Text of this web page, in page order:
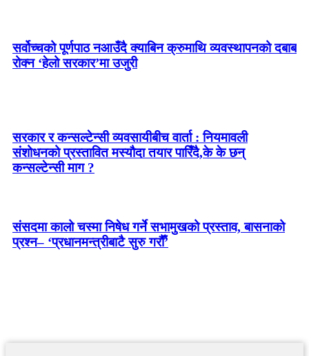
सर्वोच्चको पूर्णपाठ नआउँदै क्याबिन क्रुमाथि व्यवस्थापनको दबाब
रोक्न ‘हेलो सरकार’मा उजुरी
सरकार र कन्सल्टेन्सी व्यवसायीबीच वार्ता : नियमावली
संशोधनको प्रस्तावित मस्यौदा तयार पारिँदै,के के छन्
कन्सल्टेन्सी माग ?
संसदमा कालो चस्मा निषेध गर्ने सभामुखको प्रस्ताव, बासनाको
प्रश्न– ‘प्रधानमन्त्रीबाटै सुरु गरौँ’